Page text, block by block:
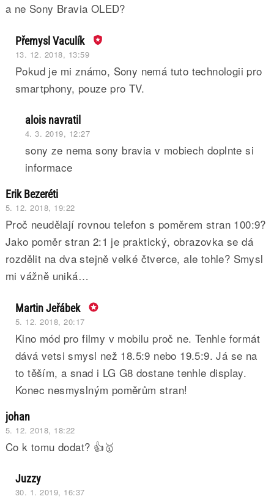
a ne Sony Bravia OLED?
Přemysl Vaculík
13. 12. 2018, 13:59
Pokud je mi známo, Sony nemá tuto technologii pro
smartphony, pouze pro TV.
alois navratil
4. 3. 2019, 12:27
sony ze nema sony bravia v mobiech doplnte si
informace
Erik Bezeréti
5. 12. 2018, 19:22
Proč neudělají rovnou telefon s poměrem stran 100:9?
Jako poměr stran 2:1 je praktický, obrazovka se dá
rozdělit na dva stejně velké čtverce, ale tohle? Smysl
mi vážně uniká…
Martin Jeřábek
5. 12. 2018, 20:17
Kino mód pro filmy v mobilu proč ne. Tenhle formát
dává vetsi smysl než 18.5:9 nebo 19.5:9. Já se na
to těším, a snad i LG G8 dostane tenhle display.
Konec nesmyslným poměrům stran!
johan
5. 12. 2018, 18:22
Co k tomu dodat? 👍🥇
Juzzy
30. 1. 2019, 16:37